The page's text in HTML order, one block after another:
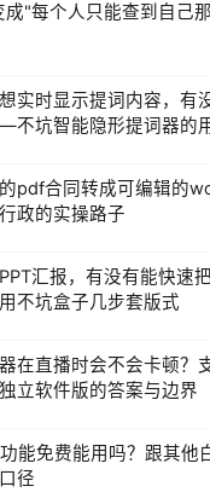
成"每个人只能查到自己
实时显示提词内容，有
不坑智能隐形提词器的
pdf合同转成可编辑的
政的实操路子
汇报，有没有能快速
不坑盒子几步套版式
在直播时会不会卡顿？
立软件版的答案与边界
能免费能用吗？跟其他
径